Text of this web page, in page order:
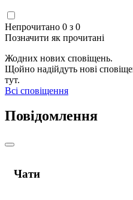
Непрочитано 0 з 0
Позначити як прочитані
Жодних нових сповіщень.
Щойно надійдуть нові
тут.
Всі сповіщення
Повідомлення
Чати